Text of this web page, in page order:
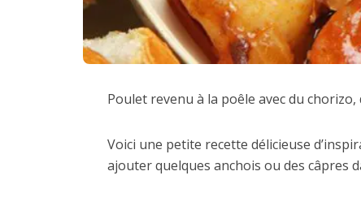
Poulet revenu à la poêle avec du
Voici une petite recette délicieuse
ajouter quelques anchois ou des câpres